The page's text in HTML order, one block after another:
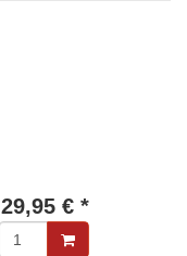
29,95 € *